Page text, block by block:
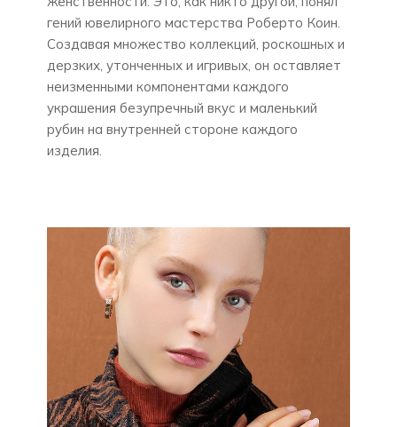
гений ювелирного мастерства Роберто Коин.
Создавая множество коллекций, роскошных и
дерзких, утонченных и игривых, он оставляет
неизменными компонентами каждого
украшения безупречный вкус и маленький
рубин на внутренней стороне каждого
изделия.